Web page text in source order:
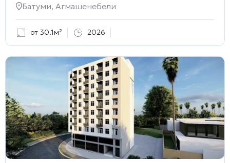
Батуми, Агмашенебели
от 30.1м² 2026